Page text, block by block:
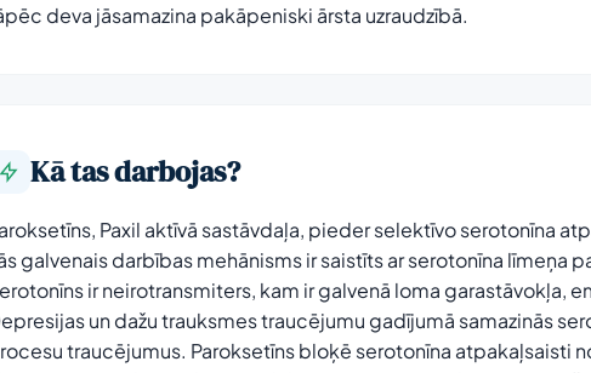
deva jāsamazina pakāpeniski ārsta uzraudzībā.
Kā tas darbojas?
Paxil aktīvā sastāvdaļa, pieder selektīvo serotonīna
galvenais darbības mehānisms ir saistīts ar serotonīna līmeņa
ir neirotransmiters, kam ir galvenā loma garastāvokļa,
un dažu trauksmes traucējumu gadījumā samazinās
traucējumus. Paroksetīns bloķē serotonīna atpakaļsaisti